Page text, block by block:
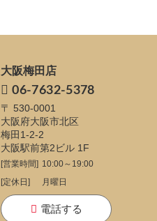
大阪梅田店
06-7632-5378
〒 530-0001
大阪府大阪市北区
梅田1-2-2
大阪駅前第2ビル 1F
[営業時間] 10:00～19:00
[定休日]
月曜日
電話する